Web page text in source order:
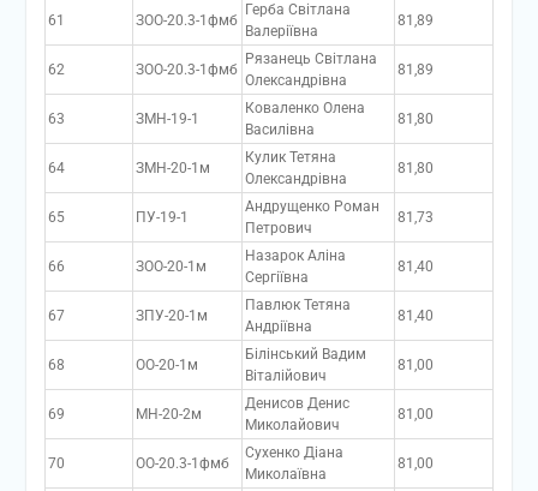
61 ЗОО-20.3-1фмб
Герба Світлана
Валеріївна
81,89
62 ЗОО-20.3-1фмб
Рязанець Світлана
Олександрівна
81,89
63 ЗМН-19-1
Коваленко Олена
Василівна
81,80
64 ЗМН-20-1м
Кулик Тетяна
Олександрівна
81,80
65 ПУ-19-1
Андрущенко Роман
Петрович
81,73
66 ЗОО-20-1м
Назарок Аліна
Сергіївна
81,40
67 ЗПУ-20-1м
Павлюк Тетяна
Андріївна
81,40
68 ОО-20-1м
Білінський Вадим
Віталійович
81,00
69 МН-20-2м
Денисов Денис
Миколайович
81,00
70 ОО-20.3-1фмб
Сухенко Діана
Миколаївна
81,00